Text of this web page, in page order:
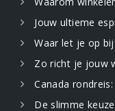
Jouw ultieme
Waar let je op bij
Zo richt je jouw
Canada rondreis:
De slimme